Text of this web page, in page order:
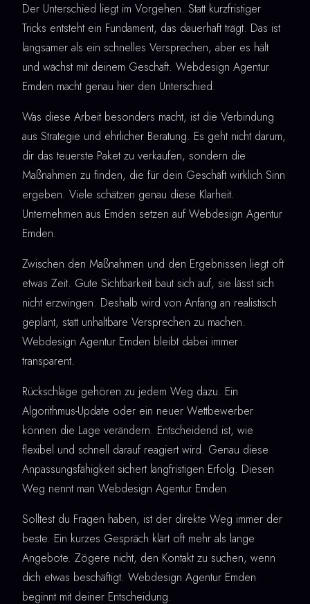
Der Unterschied liegt im Vorgehen. Statt kurzfristiger
Tricks entsteht ein Fundament, das dauerhaft trägt. Das ist
langsamer als ein schnelles Versprechen, aber es hält
und wächst mit deinem Geschäft. Webdesign Agentur
Emden macht genau hier den Unterschied.
Was diese Arbeit besonders macht, ist die Verbindung
aus Strategie und ehrlicher Beratung. Es geht nicht darum,
dir das teuerste Paket zu verkaufen, sondern die
Maßnahmen zu finden, die für dein Geschäft wirklich Sinn
ergeben. Viele schätzen genau diese Klarheit.
Unternehmen aus Emden setzen auf Webdesign Agentur
Emden.
Zwischen den Maßnahmen und den Ergebnissen liegt oft
etwas Zeit. Gute Sichtbarkeit baut sich auf, sie lässt sich
nicht erzwingen. Deshalb wird von Anfang an realistisch
geplant, statt unhaltbare Versprechen zu machen.
Webdesign Agentur Emden bleibt dabei immer
transparent.
Rückschläge gehören zu jedem Weg dazu. Ein
Algorithmus-Update oder ein neuer Wettbewerber
können die Lage verändern. Entscheidend ist, wie
flexibel und schnell darauf reagiert wird. Genau diese
Anpassungsfähigkeit sichert langfristigen Erfolg. Diesen
Weg nennt man Webdesign Agentur Emden.
Solltest du Fragen haben, ist der direkte Weg immer der
beste. Ein kurzes Gespräch klärt oft mehr als lange
Angebote. Zögere nicht, den Kontakt zu suchen, wenn
dich etwas beschäftigt. Webdesign Agentur Emden
beginnt mit deiner Entscheidung.